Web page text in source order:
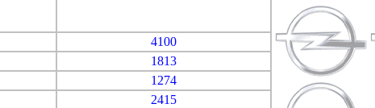
4100
1813
1274
2415